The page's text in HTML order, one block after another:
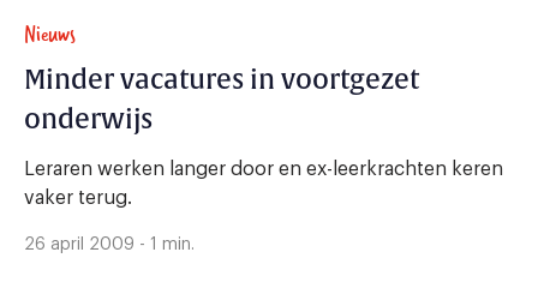
Nieuws
Minder vacatures in voortgezet
onderwijs
Leraren werken langer door en ex-leerkrachten keren
vaker terug.
26 april 2009 - 1 min.